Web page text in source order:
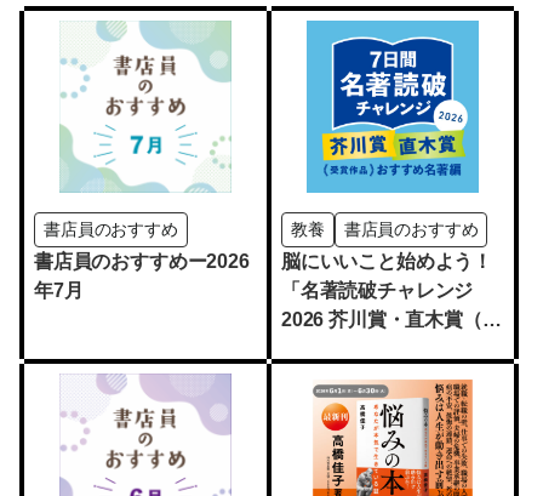
書店員のおすすめ
書店員のおすすめー2026
年7月
教養 書店員のおすすめ
脳にいいこと始めよう！
「名著読破チャレンジ
2026 芥川賞・直木賞（受
編」開催